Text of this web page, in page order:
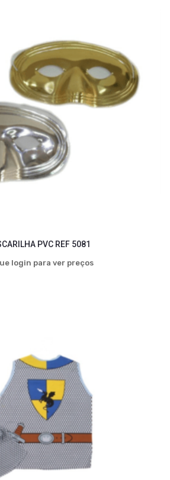
PVC REF 5081
login para ver preços